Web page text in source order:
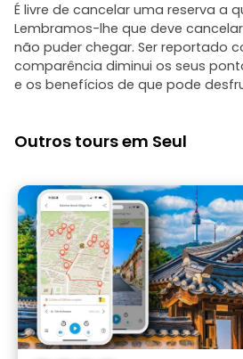
É livre de cancelar uma reserva a
Lembramos-lhe que deve
não puder chegar. Ser reportado
comparência diminui os seus
e os benefícios de que pode
Outros tours em Seul